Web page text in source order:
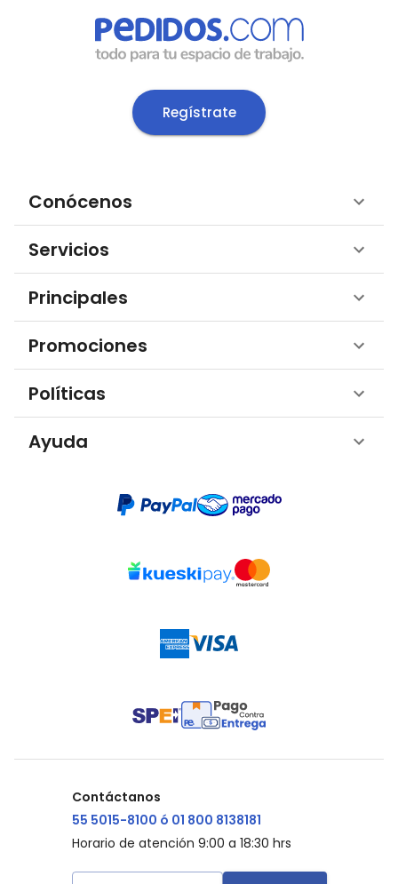
Regístrate
Conócenos
Servicios
Principales
Promociones
Políticas
Ayuda
Contáctanos
55 5015-8100 ó 01 800 8138181
Horario de atención 9:00 a 18:30 hrs